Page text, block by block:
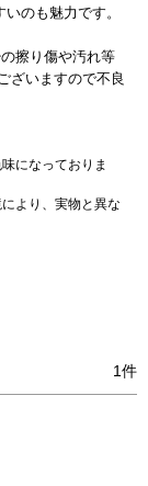
のも魅力です。
擦り傷や汚れ等
ざいますので不良
になっておりま
より、実物と異な
1